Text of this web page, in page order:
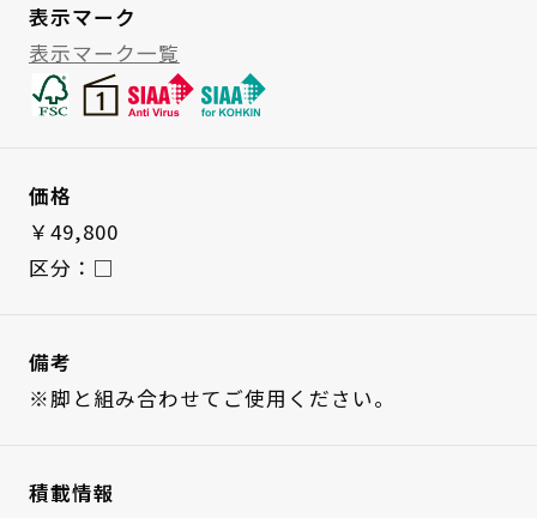
表示マーク
表示マーク一覧
価格
￥49,800
区分：□
備考
※脚と組み合わせてご使用ください。
積載情報